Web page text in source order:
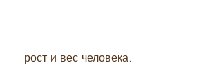
рост и вес человека.